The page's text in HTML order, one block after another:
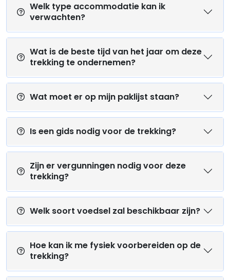
Welk type accommodatie kan ik
verwachten?
Wat is de beste tijd van het jaar om deze
trekking te ondernemen?
Wat moet er op mijn paklijst staan?
Is een gids nodig voor de trekking?
Zijn er vergunningen nodig voor deze
trekking?
Welk soort voedsel zal beschikbaar zijn?
Hoe kan ik me fysiek voorbereiden op de
trekking?